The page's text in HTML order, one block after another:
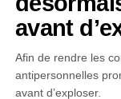
avant
Afin de rendre les
antipersonnelles
avant d’exploser.